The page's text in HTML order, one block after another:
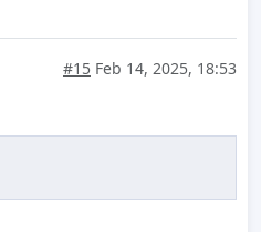
#15 Feb 14, 2025, 18:53